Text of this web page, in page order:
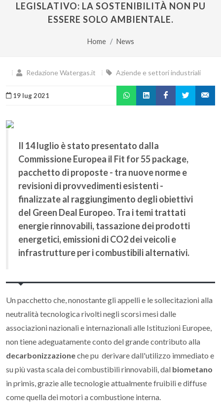
LEGISLATIVO: LA SOSTENIBILITÀ NON PU
ESSERE SOLO AMBIENTALE.
Home News
Redazione Watergas.it Aziende e settori industriali
19 lug 2021
Il 14 luglio è stato presentato dalla
Commissione Europea il Fit for 55 package,
pacchetto di proposte - tra nuove norme e
revisioni di provvedimenti esistenti -
finalizzate al raggiungimento degli obiettivi
del Green Deal Europeo. Tra i temi trattati
energie rinnovabili, tassazione dei prodotti
energetici, emissioni di CO2 dei veicoli e
infrastrutture per i combustibili alternativi.
Un pacchetto che, nonostante gli appelli e le sollecitazioni alla
neutralità tecnologica rivolti negli scorsi mesi dalle
associazioni nazionali e internazionali alle Istituzioni Europee,
non tiene adeguatamente conto del grande contributo alla
decarbonizzazioneche pu derivare dall'utilizzo immediato e
su più vasta scala dei combustibili rinnovabili, dal biometano
in primis, grazie alle tecnologie attualmente fruibili e diffuse
come quella dei motori a combustione interna.